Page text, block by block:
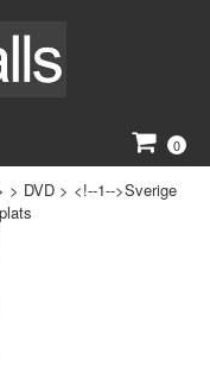
0
> DVD > <!--1-->Sverige